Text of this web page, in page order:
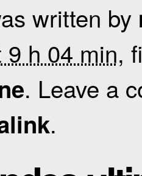
written by
h 04 min,
. Leave a
.